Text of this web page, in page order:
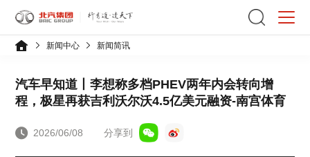
新闻中心 新闻简讯
汽车早知道丨李想称多档PHEV两年内会转向增
程，极星再获吉利沃尔沃4.5亿美元融资-南宫体育
2026/06/08 分享到